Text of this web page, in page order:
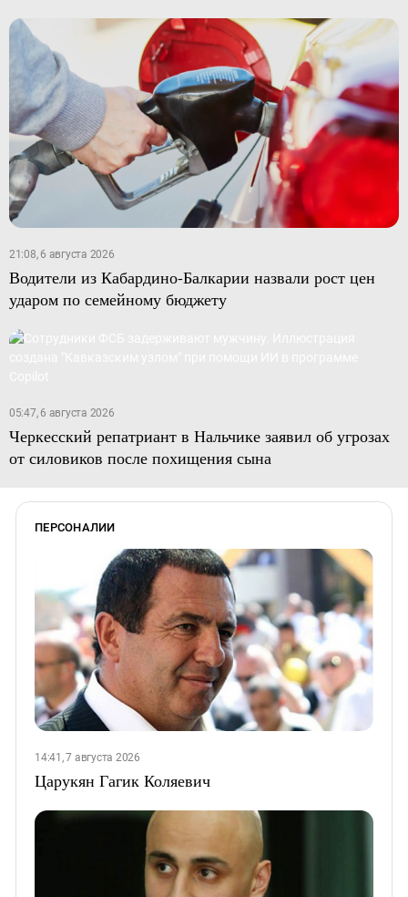
21:08, 6 августа 2026
Водители из Кабардино-Балкарии назвали рост цен
ударом по семейному бюджету
05:47, 6 августа 2026
Черкесский репатриант в Нальчике заявил об угрозах
от силовиков после похищения сына
ПЕРСОНАЛИИ
14:41, 7 августа 2026
Царукян Гагик Коляевич